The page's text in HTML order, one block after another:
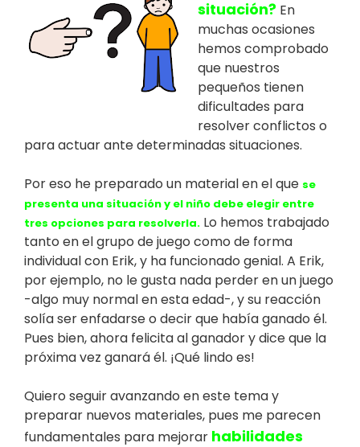
situación? En
muchas ocasiones
hemos comprobado
que nuestros
pequeños tienen
dificultades para
resolver conflictos o
para actuar ante determinadas situaciones.
Por eso he preparado un material en el que se
presenta una situación y el niño debe elegir entre
tres opciones para resolverla. Lo hemos trabajado
tanto en el grupo de juego como de forma
individual con Erik, y ha funcionado genial. A Erik,
por ejemplo, no le gusta nada perder en un juego
-algo muy normal en esta edad-, y su reacción
solía ser enfadarse o decir que había ganado él.
Pues bien, ahora felicita al ganador y dice que la
próxima vez ganará él. ¡Qué lindo es!
Quiero seguir avanzando en este tema y
preparar nuevos materiales, pues me parecen
fundamentales para mejorar habilidades